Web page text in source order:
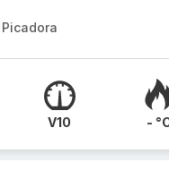
V10 -